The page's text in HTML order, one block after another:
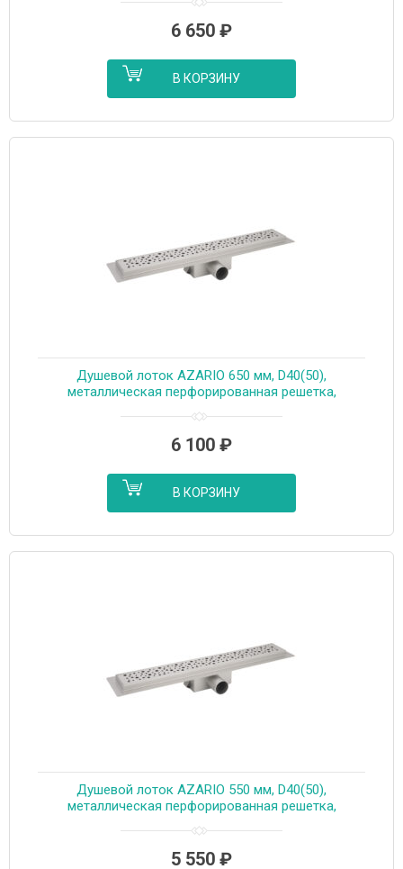
(AZT2PT20750)
6 650 ₽
В КОРЗИНУ
Душевой лоток AZARIO 650 мм, D40(50),
металлическая перфорированная решетка,
(AZT2PT20650)
6 100 ₽
В КОРЗИНУ
Душевой лоток AZARIO 550 мм, D40(50),
металлическая перфорированная решетка,
(AZT2PT20550)
5 550 ₽